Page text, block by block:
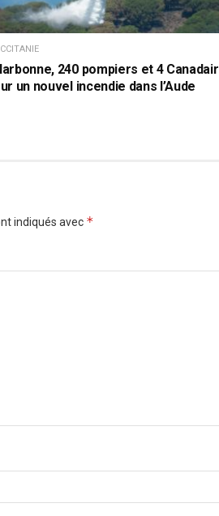
240 pompiers et 4 Canadair
un nouvel incendie dans l’Aude
indiqués avec *